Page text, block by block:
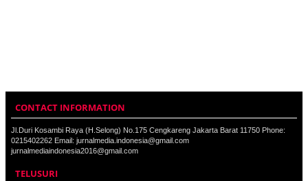
CONTACT INFORMATION
Jl.Duri Kosambi Raya (H.Selong) No.175 Cengkareng Jakarta Barat 11750 Phone:
0215402262 Email: jurnalmedia.indonesia@gmail.com
jurnalmediaindonesia2016@gmail.com
TELUSURI